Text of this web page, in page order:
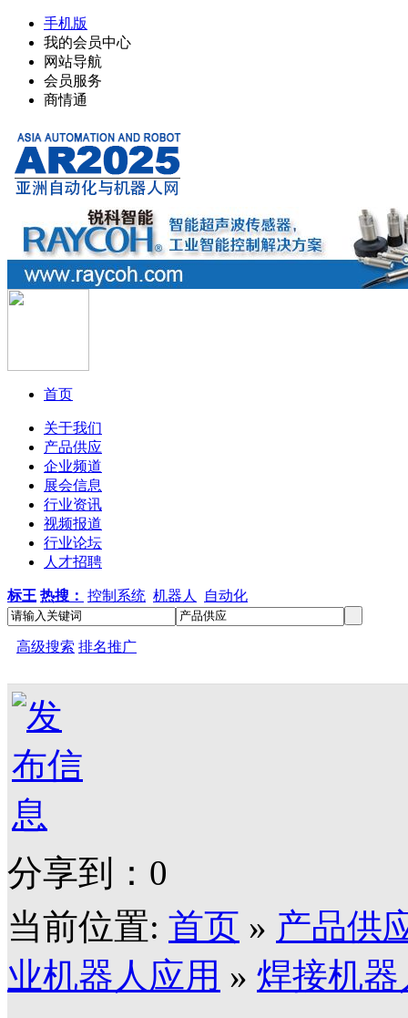
手机版
我的会员中心
网站导航
会员服务
商情通
首页
关于我们
产品供应
企业频道
展会信息
行业资讯
视频报道
行业论坛
人才招聘
标王 热搜： 控制系统 机器人 自动化
高级搜索 排名推广
分享到： 0
当前位置: 首页 » 产品供
业机器人应用 » 焊接机器